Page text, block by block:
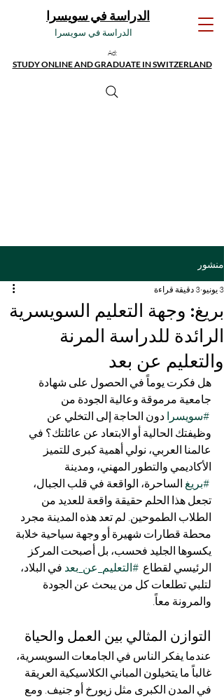
الدراسة في سويسرا
الدراسة في سويسرا
Ad:
STUDY ONLINE AND GRADUATE IN SWITZERLAND
منشور
بريغ: وجهة التعليم السويسرية
الرائدة للدراسة المرنة
والتعليم عن بعد
3 يونيو 3 دقيقة قراءة
هل فكرت يوماً في الحصول على شهادة
جامعية مرموقة وعالية الجودة من
#سويسرا دون الحاجة إلى التخلي عن
وظيفتك الحالية أو الابتعاد عن عائلتك؟ في
عالمنا العربي، نولي أهمية كبرى للتميز
الأكاديمي والتطور المهني، ومدينة
#بريغ الساحرة، الواقعة في قلب الجبال،
تجعل هذا الحلم حقيقة واقعة للعديد من
الطلاب الطموحين. لم تعد هذه المدينة مجرد
محطة قطارات شهيرة أو وجهة سياحية خلابة
يكسوها الجليد فحسب، بل أصبحت المركز
الرئيسي لقطاع #التعليم_عن_بعد في البلاد،
لتلبي تطلعات كل من يبحث عن الجودة
والمرونة معاً.
التوازن المثالي بين العمل والحياة
عندما يفكر الناس في الجامعات السويسرية،
غالباً ما يتخيلون المباني الكلاسيكية العريقة
في المدن الكبرى مثل زيورخ أو جنيف. ومع